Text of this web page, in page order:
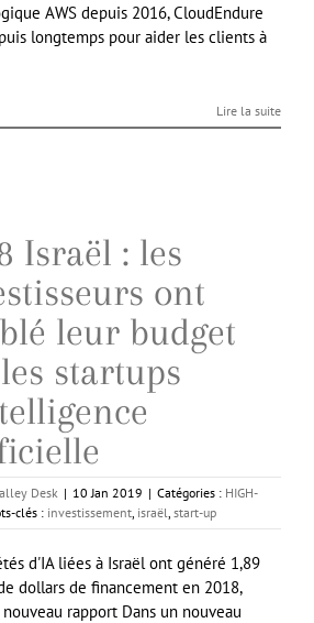
AWS depuis 2016, CloudEndure
longtemps pour aider les clients à
Lire la suite
Israël : les
ont
leur budget
startups
Desk | 10 Jan 2019 | Catégories : HIGH-
clés : investissement israël start-up
d'IA liées à Israël ont généré 1,89
dollars de financement en 2018,
rapport Dans un nouveau